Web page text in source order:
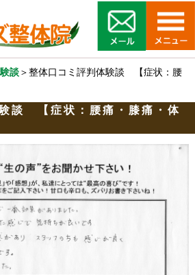
談＞整体口コミ評判体験談 【症状：腰
談 【症状：腰痛・膝痛・体